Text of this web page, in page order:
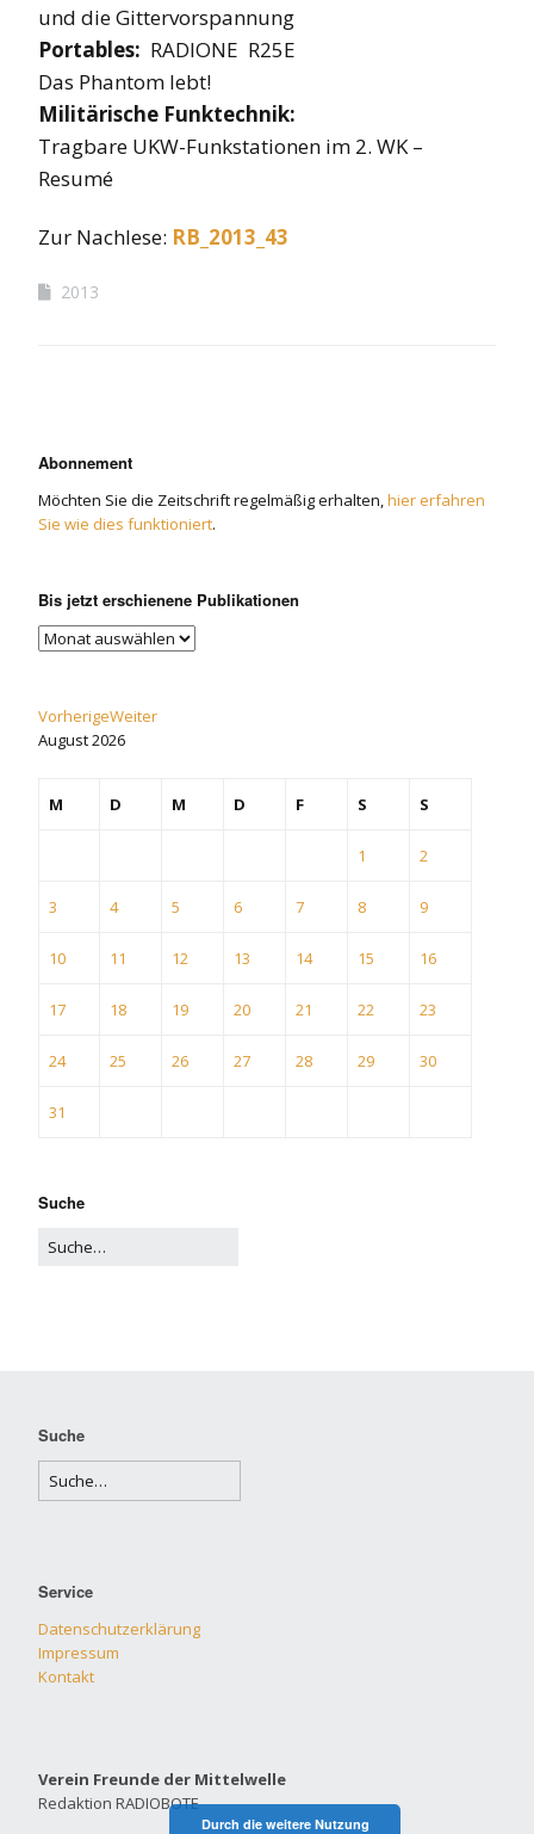
und die Gittervorspannung
Portables: RADIONE R25E
Das Phantom lebt!
Militärische Funktechnik:
Tragbare UKW-Funkstationen im 2. WK –
Resumé
Zur Nachlese: RB_2013_43
2013
Abonnement
Möchten Sie die Zeitschrift regelmäßig erhalten, hier erfahren
Sie wie dies funktioniert.
Bis jetzt erschienene Publikationen
VorherigeWeiter
August2026
M D M D F S S
1 2
3 4 5 6 7 8 9
10 11 12 13 14 15 16
17 18 19 20 21 22 23
24 25 26 27 28 29 30
31
Suche
Suche
Service
Datenschutzerklärung
Impressum
Kontakt
Verein Freunde der Mittelwelle
Redaktion RADIOBOTE
Durch die weitere Nutzung